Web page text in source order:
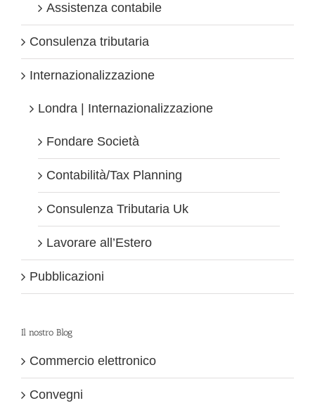
Assistenza contabile
Consulenza tributaria
Internazionalizzazione
Londra | Internazionalizzazione
Fondare Società
Contabilità/Tax Planning
Consulenza Tributaria Uk
Lavorare all’Estero
Pubblicazioni
Il nostro Blog
Commercio elettronico
Convegni